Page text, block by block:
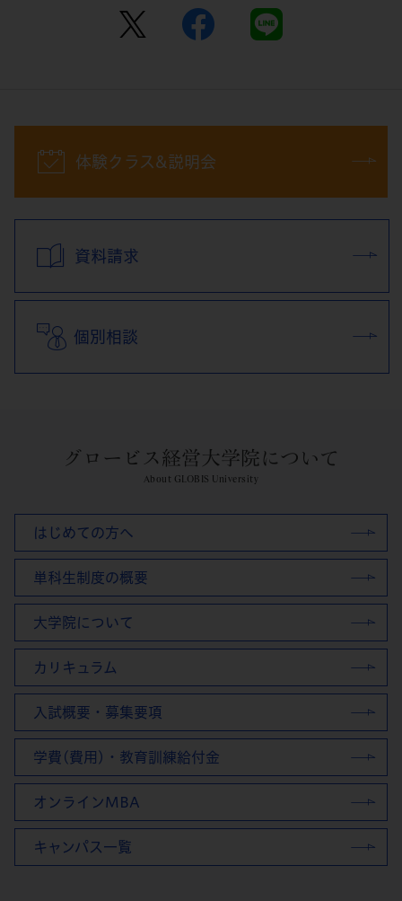
体験クラス&説明会
資料請求
個別相談
グロービス経営大学院について
About GLOBIS University
はじめての方へ
単科生制度の概要
大学院について
カリキュラム
入試概要・募集要項
学費(費用)・教育訓練給付金
オンラインMBA
キャンパス一覧